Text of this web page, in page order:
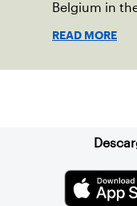
Belgium in
READ MORE